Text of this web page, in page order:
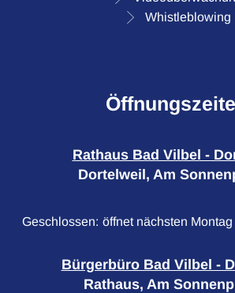
Whistleblowing
Rathaus Bad Vilbel -
Dortelweil, Am
Klicken, um weitere Öffnungs- oder
Geschlossen: öffnet nächsten
Bürgerbüro Bad Vilbel -
Rathaus, Am